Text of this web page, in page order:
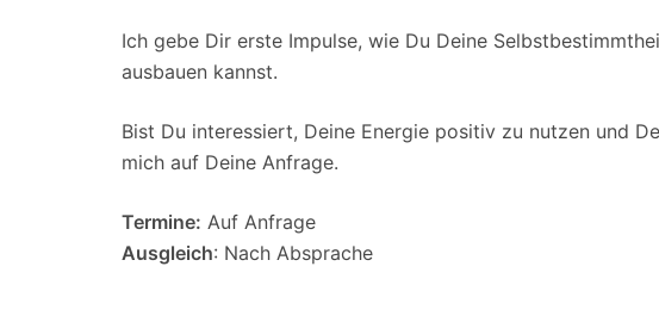
Ich gebe Dir erste Impulse, wie Du Deine
ausbauen kannst.
Bist Du interessiert, Deine Energie positiv zu nutzen und
mich auf Deine Anfrage.
Termine: Auf Anfrage
Ausgleich: Nach Absprache